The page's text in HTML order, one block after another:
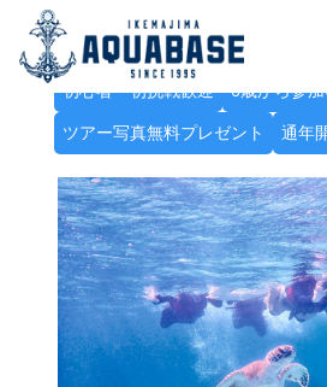
ウミガメと一緒に泳ぐ感動体験！
ウミガメフォトシュノーケ
初心者・初挑戦歓迎 6歳から参
ツアー写真無料プレゼント 通年